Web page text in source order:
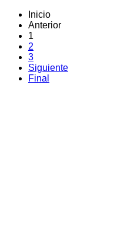
Inicio
Anterior
1
2
3
Siguiente
Final